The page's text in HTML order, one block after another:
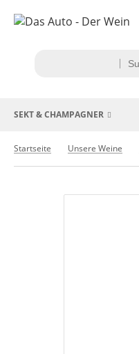
SEKT & CHAMPAGNER
Startseite Unsere Weine